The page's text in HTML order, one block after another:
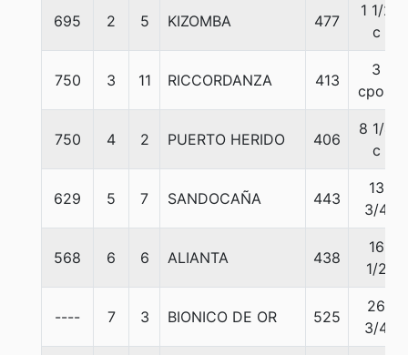
695 2 5 KIZOMBA 477
1 1/2
c
750 3 11 RICCORDANZA 413
3
cpos.
750 4 2 PUERTO HERIDO 406
8 1/4
c
629 5 7 SANDOCAÑA 443
13
3/4
568 6 6 ALIANTA 438
16
1/2
---- 7 3 BIONICO DE OR 525
26
3/4